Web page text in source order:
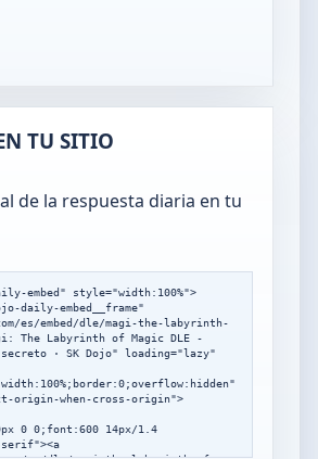
TU SITIO
de la respuesta diaria en tu
embed" style="width:100%">
es/embed/dle/magi-the-labyrinth-
The Labyrinth of Magic DLE -
· SK Dojo" loading="lazy"
origin-when-cross-origin">